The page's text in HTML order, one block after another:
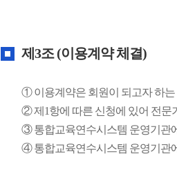
제3조 (이용계약 체결)
① 이용계약은 회원이 되고자 하는
② 제1항에 따른 신청에 있어 전문
③ 통합교육연수시스템 운영기관
④ 통합교육연수시스템 운영기관